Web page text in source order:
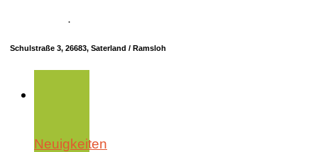
·
Schulstraße 3, 26683, Saterland / Ramsloh
Neuigkeiten